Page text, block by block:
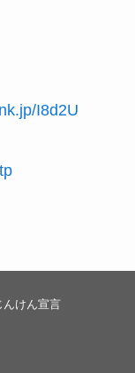
I8d2U
んけん宣言